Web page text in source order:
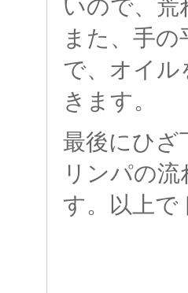
いので、
また、手
で、オイ
きます。
最後にひざ
リンパの
す。以上で